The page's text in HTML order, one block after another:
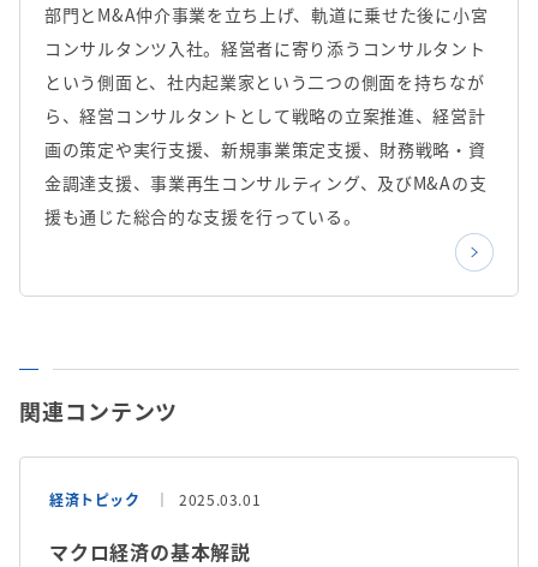
部門とM&A仲介事業を立ち上げ、軌道に乗せた後に小宮
コンサルタンツ入社。経営者に寄り添うコンサルタント
という側面と、社内起業家という二つの側面を持ちなが
ら、経営コンサルタントとして戦略の立案推進、経営計
画の策定や実行支援、新規事業策定支援、財務戦略・資
金調達支援、事業再生コンサルティング、及びM&Aの支
援も通じた総合的な支援を行っている。
関連コンテンツ
経済トピック 2025.03.01
マクロ経済の基本解説